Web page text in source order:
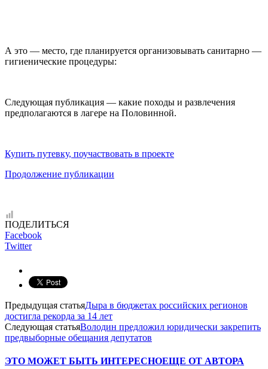
А это — место, где планируется организовывать санитарно —
гигиенические процедуры:
Следующая публикация — какие походы и развлечения
предполагаются в лагере на Половинной.
Купить путевку, поучаствовать в проекте
Продолжение публикации
ПОДЕЛИТЬСЯ
Facebook
Twitter
Предыдущая статьяДыра в бюджетах российских регионов
достигла рекорда за 14 лет
Следующая статьяВолодин предложил юридически закрепить
предвыборные обещания депутатов
ЭТО МОЖЕТ БЫТЬ ИНТЕРЕСНОЕЩЕ ОТ АВТОРА